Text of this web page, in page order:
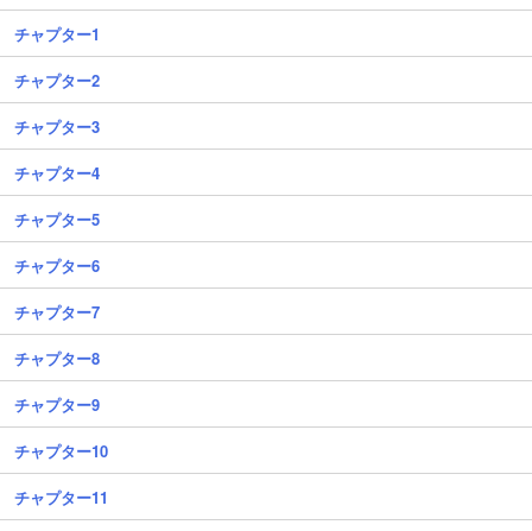
チャプター1
チャプター2
チャプター3
チャプター4
チャプター5
チャプター6
チャプター7
チャプター8
チャプター9
チャプター10
チャプター11